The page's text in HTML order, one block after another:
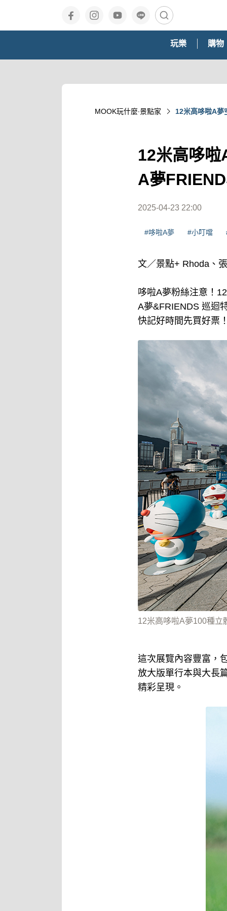
玩樂 購物
MOOK玩什麼‧景點家 12米高哆啦A夢
12米高哆
A夢
2025-04-23 22:00
#哆啦A夢 #小叮噹
文／景點+ Rhoda、
哆啦A夢粉絲注意！
A夢&FRIENDS 巡迴
快記好時間先買好票
12米高哆啦A夢100種立
這次展覽內容豐富，
放大版單行本與大長
精彩呈現。